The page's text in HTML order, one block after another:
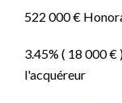
522 000 €
3.45% ( 18 000
l'acquéreur